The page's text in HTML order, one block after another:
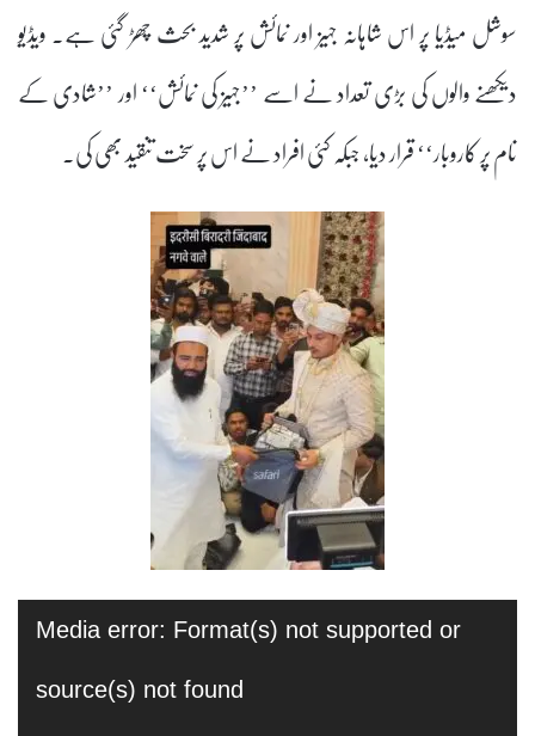
سوشل میڈیا پر اس شاہانہ جہیز اور نمائش پر شدید بحث چھڑ گئی ہے۔ ویڈیو
دیکھنے والوں کی بڑی تعداد نے اسے ’’جہیز کی نمائش‘‘ اور ’’شادی کے
نام پر کاروبار‘‘ قرار دیا، جبکہ کئی افراد نے اس پر سخت تنقید بھی کی۔
Media error: Format(s) not supported or
source(s) not found